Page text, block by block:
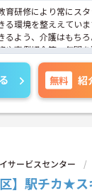
育研修により常にス
環境を整ええていま
るよう、介護はもちろ
や事例紹介等、年間
から幹部社員まで教
無料 紹
サービスセンター
区】駅チカ★